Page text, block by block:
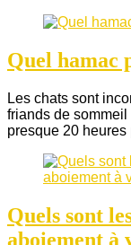
Quel hamac
Les chats sont
friands de sommeil
presque 20 heures
Quels sont
aboiement à